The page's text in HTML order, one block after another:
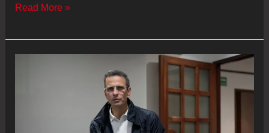
Excarcelado
dirigente
Read More »